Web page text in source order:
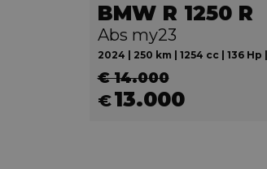
BMW R 1250 R
Abs my23
2024 | 250 km | 1254 cc | 136 Hp
€ 14.000
€13.000